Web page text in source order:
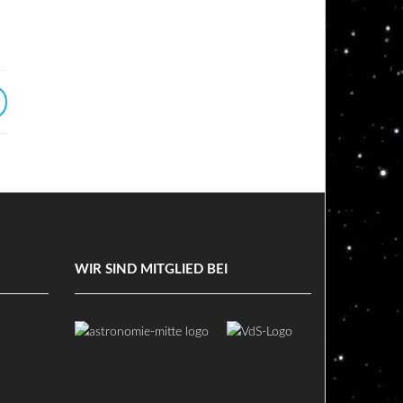
WIR SIND MITGLIED BEI